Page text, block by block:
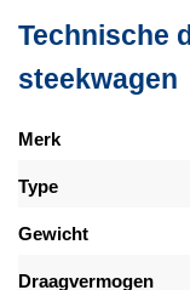
Technische
steekwagen
Merk
Type
Gewicht
Draagvermogen